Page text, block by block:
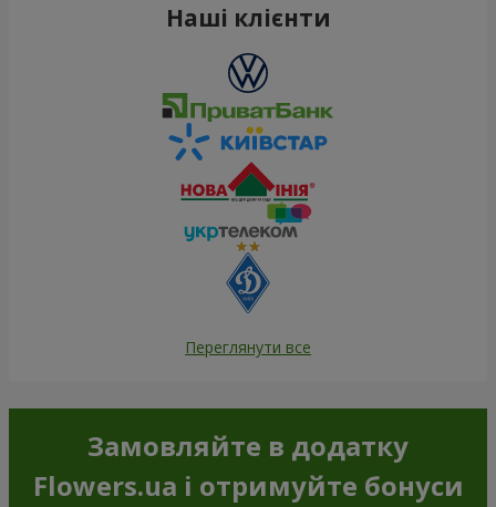
Наші клієнти
Переглянути все
Замовляйте в додатку
Flowers.ua і отримуйте бонуси